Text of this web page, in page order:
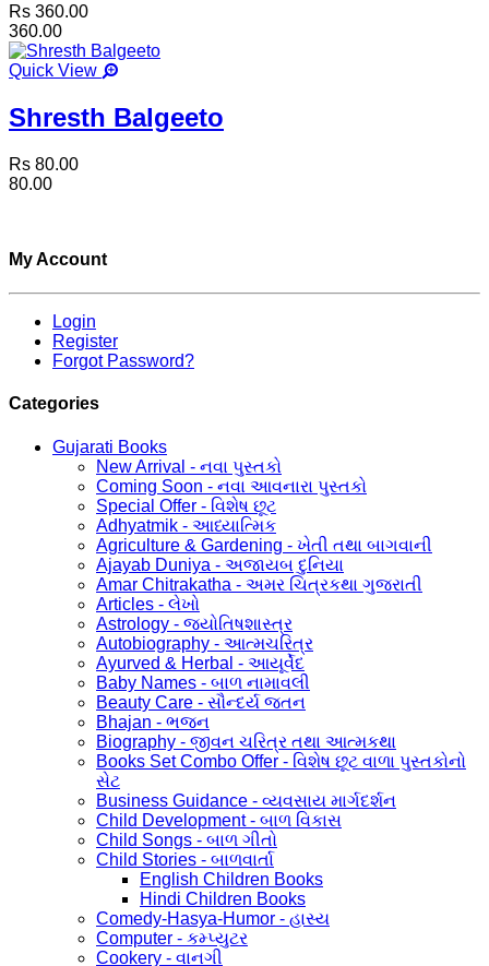
Rs 360.00
360.00
Quick View
Shresth Balgeeto
Rs 80.00
80.00
My Account
Login
Register
Forgot Password?
Categories
Gujarati Books
New Arrival - નવા પુસ્તકો
Coming Soon - નવા આવનારા પુસ્તકો
Special Offer - વિશેષ છૂટ
Adhyatmik - આધ્યાત્મિક
Agriculture & Gardening - ખેતી તથા બાગવાની
Ajayab Duniya - અજાયબ દુનિયા
Amar Chitrakatha - અમર ચિત્રકથા ગુજરાતી
Articles - લેખો
Astrology - જ્યોતિષશાસ્ત્ર
Autobiography - આત્મચરિત્ર
Ayurved & Herbal - આયૂર્વેદ
Baby Names - બાળ નામાવલી
Beauty Care - સૌન્દર્ય જતન
Bhajan - ભજન
Biography - જીવન ચરિત્ર તથા આત્મકથા
Books Set Combo Offer - વિશેષ છૂટ વાળા પુસ્તકોનો
સેટ
Business Guidance - વ્યવસાય માર્ગદર્શન
Child Development - બાળ વિકાસ
Child Songs - બાળ ગીતો
Child Stories - બાળવાર્તા
English Children Books
Hindi Children Books
Comedy-Hasya-Humor - હાસ્ય
Computer - કમ્પ્યુટર
Cookery - વાનગી